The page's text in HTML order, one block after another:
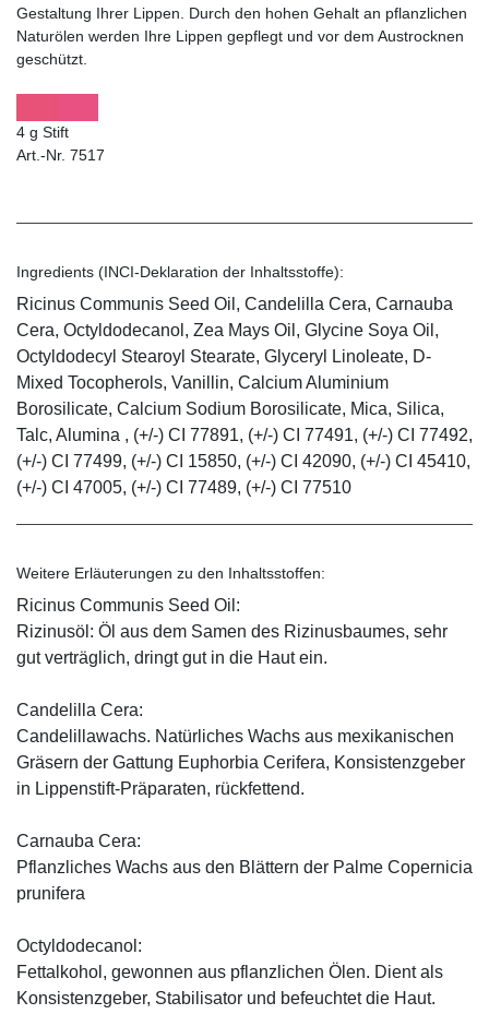
Gestaltung Ihrer Lippen. Durch den hohen Gehalt an pflanzlichen
Naturölen werden Ihre Lippen gepflegt und vor dem Austrocknen
geschützt.
4 g Stift
Art.-Nr. 7517
Ingredients (INCI-Deklaration der Inhaltsstoffe):
Ricinus Communis Seed Oil, Candelilla Cera, Carnauba
Cera, Octyldodecanol, Zea Mays Oil, Glycine Soya Oil,
Octyldodecyl Stearoyl Stearate, Glyceryl Linoleate, D-
Mixed Tocopherols, Vanillin, Calcium Aluminium
Borosilicate, Calcium Sodium Borosilicate, Mica, Silica,
Talc, Alumina , (+/-) CI 77891, (+/-) CI 77491, (+/-) CI 77492,
(+/-) CI 77499, (+/-) CI 15850, (+/-) CI 42090, (+/-) CI 45410,
(+/-) CI 47005, (+/-) CI 77489, (+/-) CI 77510
Weitere Erläuterungen zu den Inhaltsstoffen:
Ricinus Communis Seed Oil:
Rizinusöl: Öl aus dem Samen des Rizinusbaumes, sehr
gut verträglich, dringt gut in die Haut ein.
Candelilla Cera:
Candelillawachs. Natürliches Wachs aus mexikanischen
Gräsern der Gattung Euphorbia Cerifera, Konsistenzgeber
in Lippenstift-Präparaten, rückfettend.
Carnauba Cera:
Pflanzliches Wachs aus den Blättern der Palme Copernicia
prunifera
Octyldodecanol:
Fettalkohol, gewonnen aus pflanzlichen Ölen. Dient als
Konsistenzgeber, Stabilisator und befeuchtet die Haut.